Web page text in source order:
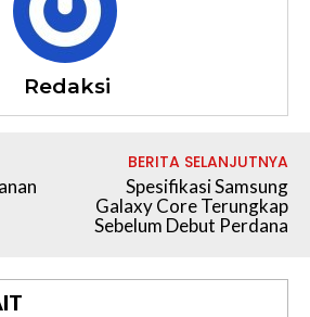
Redaksi
BERITA SELANJUTNYA
Spesifikasi Samsung
Galaxy Core Terungkap
Sebelum Debut Perdana